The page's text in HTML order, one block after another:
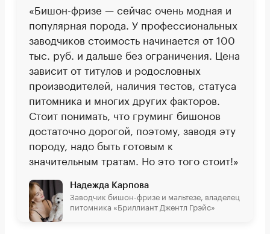
«Бишон-фризе — сейчас очень модная и
популярная порода. У профессиональных
заводчиков стоимость начинается от 100
тыс. руб. и дальше без ограничения. Цена
зависит от титулов и родословных
производителей, наличия тестов, статуса
питомника и многих других факторов.
Стоит понимать, что груминг бишонов
достаточно дорогой, поэтому, заводя эту
породу, надо быть готовым к
значительным тратам. Но это того стоит!»
Надежда Карпова
Заводчик бишон-фризе и мальтезе, владелец
питомника «Бриллиант Джентл Грэйс»